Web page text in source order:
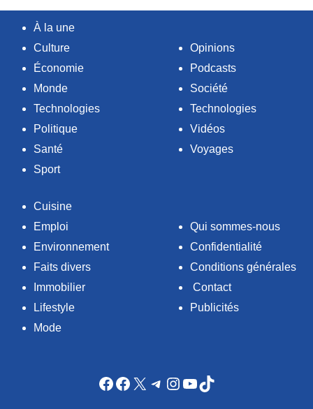
À la une
Culture
Économie
Monde
Technologies
Politique
Santé
Sport
Opinions
Podcasts
Société
Technologies
Vidéos
Voyages
Cuisine
Emploi
Environnement
Faits divers
Immobilier
Lifestyle
Mode
Qui sommes-nous
Confidentialité
Conditions générales
Contact
Publicités
Facebook
Facebook
X Telegram
Instagram
YouTube
TikTok